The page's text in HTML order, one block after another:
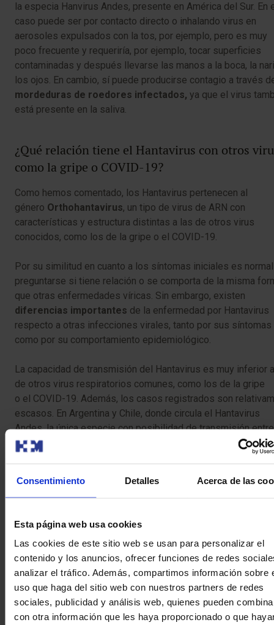
Consentimiento Detalles Acerca de las
Esta página web usa cookies
Las cookies de este sitio web se usan para personalizar el
contenido y los anuncios, ofrecer funciones de redes
analizar el tráfico. Además, compartimos información sobre
uso que haga del sitio web con nuestros partners de redes
sociales, publicidad y análisis web, quienes pueden
con otra información que les haya proporcionado o que
la especia Hanvirus Andes, presente en América del Sur. En
caso puede ser por contacto directo o inhalando virus en
aerosoles expulsados con la tos, por ejemplo, pero es muy
poco frecuente y requeriría, por ejemplo, tocar superficies
contaminadas y después llevarse las manos a la boca, la
los ojos. En cambio, sí puede producirse contagio a través
mordeduras de roedores infectados, ya que el virus
está presente en la saliva.
¿Qué relación tiene el Hantavirus con otros
como la gripe o COVID-19?
Como hemos comentado, los Hantavirus pertenecen al
género Orthohantavirus, un tipo de virus de ARN con
características y estructura distintas a las de otros virus
conocidos, como los de la gripe o el COVID-19.
Por su similitud en cuanto a los síntomas iniciales es normal
preguntarse si tiene relación o se comporta de la misma
que otras enfermedades víricas. Sin embargo, existen
diferencias importantes de la enfermedad por Hantavirus
respecto a otras infecciones virales, tanto por sus síntomas
como por su comportamiento epidemiológico.
La capacidad de transmisión del Hantavirus es muy inferior
de otros virus respiratorios comunes, como los de la gripe
o el COVID-19. Además, los casos registrados son
escasos. En Argentina y Chile, donde circula el Hantavirus
Andes, la única especie con posibilidad de transmisión entre
personas, solo se han notificado unas pocas decenas de
en los últimos años. Por otro lado, en Europa y Asia, donde
5.000 casos anuales en total, sobre todo en China y Corea
Sur. Si bien es cierto que estas cifras pueden variar según
siendo baja.